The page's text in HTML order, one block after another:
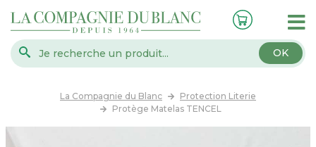
OK
La Compagnie du Blanc
Protection Literie
Protège Matelas TENCEL